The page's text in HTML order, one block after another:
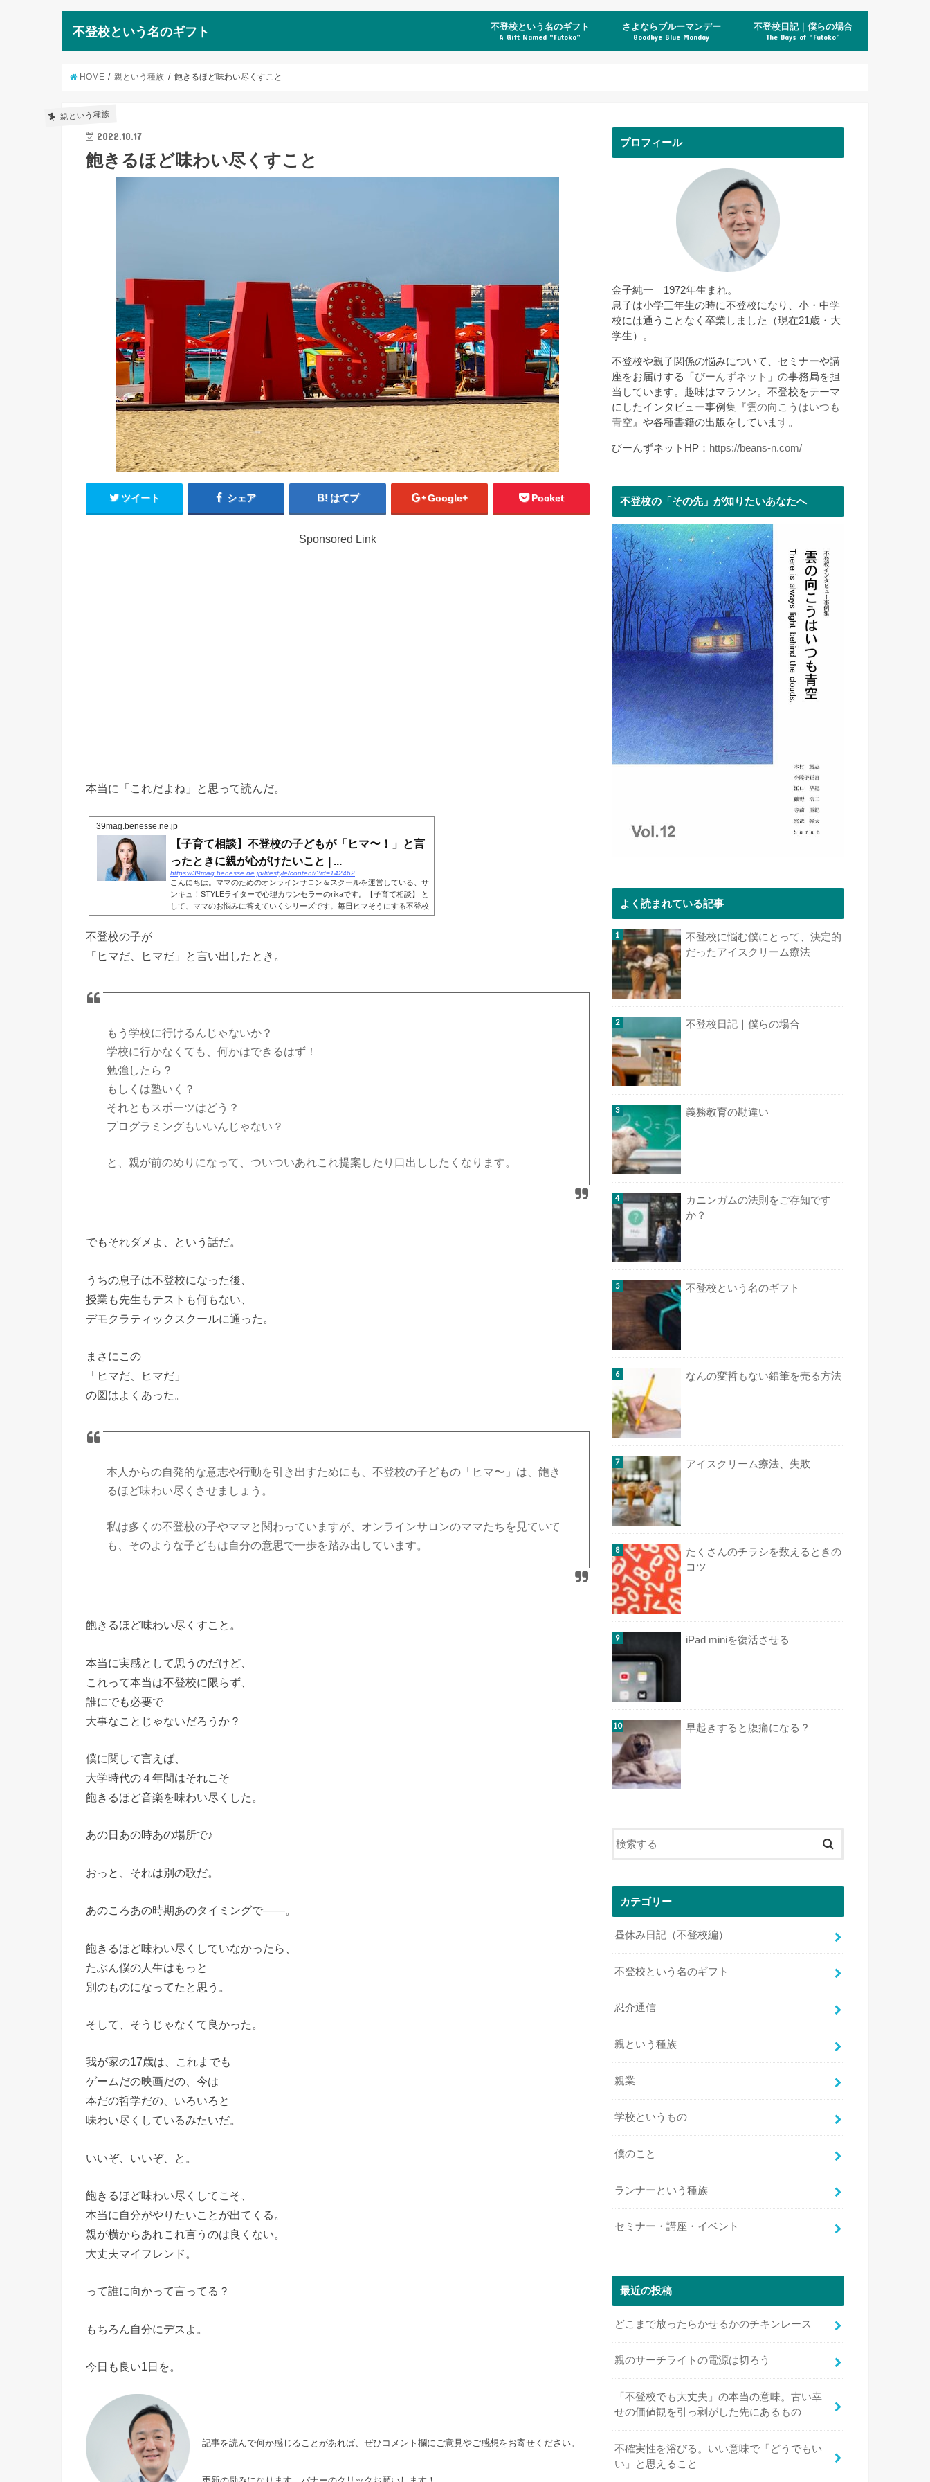
不登校という名のギフト 不登校という名のギフト
A Gift Named “Futoko”
さよならブルーマンデー
Goodbye Blue Monday
不登校日記｜僕らの場合
The Days of “Futoko”
HOME 親という種族 飽きるほど味わい尽くすこと
親という種族
2022.10.17
飽きるほど味わい尽くすこと
ツイート シェア はてブ Google+ Pocket
Sponsored Link
本当に「これだよね」と思って読んだ。
39mag.benesse.ne.jp
【子育て相談】不登校の子どもが「ヒマ〜！」と言
ったときに親が心がけたいこと | ...
https://39mag.benesse.ne.jp/lifestyle/content/?id=142462
こんにちは。ママのためのオンラインサロン＆スクールを運営している、サ
ンキュ！STYLEライターで心理カウンセラーのrikaです。【子育て相談】 と
して、ママのお悩みに答えていくシリーズです。毎日ヒマそうにする不登校
の子どもに対して、今後の何かを提案したいが...
不登校の子が
「ヒマだ、ヒマだ」と言い出したとき。
もう学校に行けるんじゃないか？
学校に行かなくても、何かはできるはず！
勉強したら？
もしくは塾いく？
それともスポーツはどう？
プログラミングもいいんじゃない？
と、親が前のめりになって、ついついあれこれ提案したり口出ししたくなります。
でもそれダメよ、という話だ。
うちの息子は不登校になった後、
授業も先生もテストも何もない、
デモクラティックスクールに通った。
まさにこの
「ヒマだ、ヒマだ」
の図はよくあった。
本人からの自発的な意志や行動を引き出すためにも、不登校の子どもの「ヒマ〜」は、飽き
るほど味わい尽くさせましょう。
私は多くの不登校の子やママと関わっていますが、オンラインサロンのママたちを見ていて
も、そのような子どもは自分の意思で一歩を踏み出しています。
飽きるほど味わい尽くすこと。
本当に実感として思うのだけど、
これって本当は不登校に限らず、
誰にでも必要で
大事なことじゃないだろうか？
僕に関して言えば、
大学時代の４年間はそれこそ
飽きるほど音楽を味わい尽くした。
あの日あの時あの場所で♪
おっと、それは別の歌だ。
あのころあの時期あのタイミングで――。
飽きるほど味わい尽くしていなかったら、
たぶん僕の人生はもっと
別のものになってたと思う。
そして、そうじゃなくて良かった。
我が家の17歳は、これまでも
ゲームだの映画だの、今は
本だの哲学だの、いろいろと
味わい尽くしているみたいだ。
いいぞ、いいぞ、と。
飽きるほど味わい尽くしてこそ、
本当に自分がやりたいことが出てくる。
親が横からあれこれ言うのは良くない。
大丈夫マイフレンド。
って誰に向かって言ってる？
もちろん自分にデスよ。
今日も良い1日を。
記事を読んで何か感じることがあれば、ぜひコメント欄にご意見やご感想をお寄せください。
プロフィール
金子純一 1972年生まれ。
息子は小学三年生の時に不登校になり、小・中学
校には通うことなく卒業しました（現在21歳・大
学生）。
不登校や親子関係の悩みについて、セミナーや講
座をお届けする「 びーんずネット 」の事務局を担
当しています。趣味はマラソン。不登校をテーマ
にしたインタビュー事例集『雲の向こうはいつも
青空 』や各種書籍の出版をしています。
びーんずネットHP： https://beans-n.com/
不登校の「その先」が知りたいあなたへ
よく読まれている記事
不登校に悩む僕にとって、決定的
だったアイスクリーム療法
不登校日記｜僕らの場合
義務教育の勘違い
カニンガムの法則をご存知です
か？
不登校という名のギフト
なんの変哲もない鉛筆を売る方法
アイスクリーム療法、失敗
たくさんのチラシを数えるときの
コツ
iPad miniを復活させる
早起きすると腹痛になる？
カテゴリー
昼休み日記（不登校編）
不登校という名のギフト
忍介通信
親という種族
親業
学校というもの
僕のこと
ランナーという種族
セミナー・講座・イベント
最近の投稿
どこまで放ったらかせるかのチキンレース
親のサーチライトの電源は切ろう
「不登校でも大丈夫」の本当の意味。古い幸
せの価値観を引っ剥がした先にあるもの
不確実性を浴びる。いい意味で「どうでもい
い」と思えること